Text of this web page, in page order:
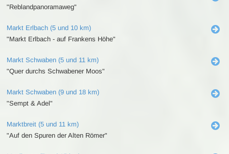
"Reblandpanoramaweg"
Markt Erlbach (5 und 10 km)
"Markt Erlbach - auf Frankens Höhe"
Markt Schwaben (5 und 11 km)
"Quer durchs Schwabener Moos"
Markt Schwaben (9 und 18 km)
"Sempt & Adel"
Marktbreit (5 und 11 km)
"Auf den Spuren der Alten Römer"